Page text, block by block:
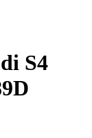
S4